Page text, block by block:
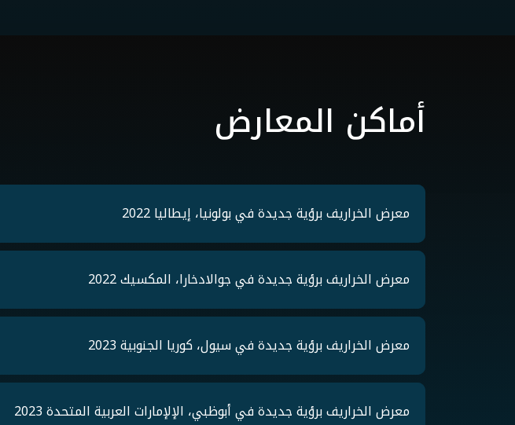
أماكن المعارض
معرض الخراريف برؤية جديدة في بولونيا، إيطاليا 2022
معرض الخراريف برؤية جديدة في جوالادخارا، المكسيك 2022
معرض الخراريف برؤية جديدة في سيول، كوريا الجنوبية 2023
معرض الخراريف برؤية جديدة في أبوظبي، الإلإمارات العربية المتحدة 2023